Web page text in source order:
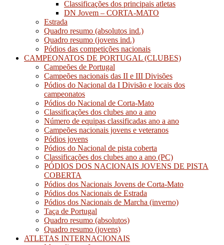
Classificações dos principais atletas
DN Jovem – CORTA-MATO
Estrada
Quadro resumo (absolutos ind.)
Quadro resumo (jovens ind.)
Pódios das competições nacionais
CAMPEONATOS DE PORTUGAL (CLUBES)
Campeões de Portugal
Campeões nacionais das II e III Divisões
Pódios do Nacional da I Divisão e locais dos
campeonatos
Pódios do Nacional de Corta-Mato
Classificações dos clubes ano a ano
Número de equipas classificadas ano a ano
Campeões nacionais jovens e veteranos
Pódios jovens
Pódios do Nacional de pista coberta
Classificações dos clubes ano a ano (PC)
PÓDIOS DOS NACIONAIS JOVENS DE PISTA
COBERTA
Pódios dos Nacionais Jovens de Corta-Mato
Pódios dos Nacionais de Estrada
Pódios dos Nacionais de Marcha (inverno)
Taça de Portugal
Quadro resumo (absolutos)
Quadro resumo (jovens)
ATLETAS INTERNACIONAIS